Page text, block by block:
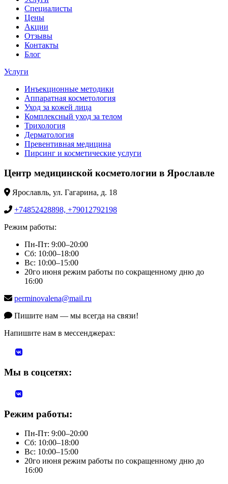
Специалисты
Цены
Акции
Отзывы
Контакты
Блог
Услуги
Инъекционные методики
Аппаратная косметология
Уход за кожей лица
Комплексный уход за телом
Трихология
Дерматология
Превентивная медицина
Пирсинг и косметические услуги
Центр медицинской косметологии в Ярославле
Ярославль, ул. Гагарина, д. 18
+74852428898, +79012792198
Режим работы:
Пн-Пт: 9:00–20:00
Сб: 10:00–18:00
Вс: 10:00–15:00
20го июня режим работы по сокращенному дню до
16:00
perminovalena@mail.ru
Пишите нам — мы всегда на связи!
Напишите нам в мессенджерах:
Мы в соцсетях:
Режим работы:
Пн-Пт: 9:00–20:00
Сб: 10:00–18:00
Вс: 10:00–15:00
20го июня режим работы по сокращенному дню до
16:00